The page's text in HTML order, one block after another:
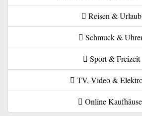
Reisen & Urlaub
Schmuck &
Sport & Freizeit
TV, Video &
Online